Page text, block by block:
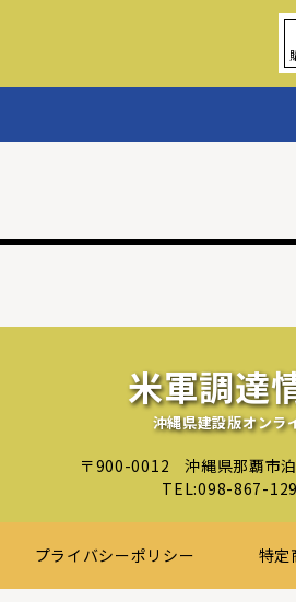
米軍調達
沖縄県建設版オンラ
〒900-0012
沖縄県那覇市
TEL:098-867-
プライバシーポリシー 特定